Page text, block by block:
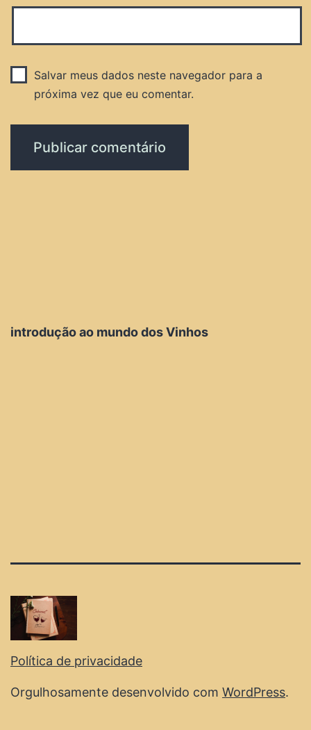
Salvar meus dados neste navegador para a
próxima vez que eu comentar.
introdução ao mundo dos Vinhos
Política de privacidade
Orgulhosamente desenvolvido com WordPress.